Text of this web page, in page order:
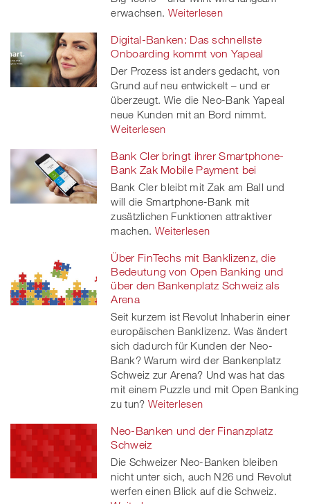
erwachsen. Weiterlesen
Digital-Banken: Das schnellste
Onboarding kommt von Yapeal
Der Prozess ist anders gedacht, von
Grund auf neu entwickelt – und er
überzeugt. Wie die Neo-Bank Yapeal
neue Kunden mit an Bord nimmt.
Weiterlesen
Bank Cler bringt ihrer Smartphone-
Bank Zak Mobile Payment bei
Bank Cler bleibt mit Zak am Ball und
will die Smartphone-Bank mit
zusätzlichen Funktionen attraktiver
machen. Weiterlesen
Über FinTechs mit Banklizenz, die
Bedeutung von Open Banking und
über den Bankenplatz Schweiz als
Arena
Seit kurzem ist Revolut Inhaberin einer
europäischen Banklizenz. Was ändert
sich dadurch für Kunden der Neo-
Bank? Warum wird der Bankenplatz
Schweiz zur Arena? Und was hat das
mit einem Puzzle und mit Open Banking
zu tun? Weiterlesen
Neo-Banken und der Finanzplatz
Schweiz
Die Schweizer Neo-Banken bleiben
nicht unter sich, auch N26 und Revolut
werfen einen Blick auf die Schweiz.